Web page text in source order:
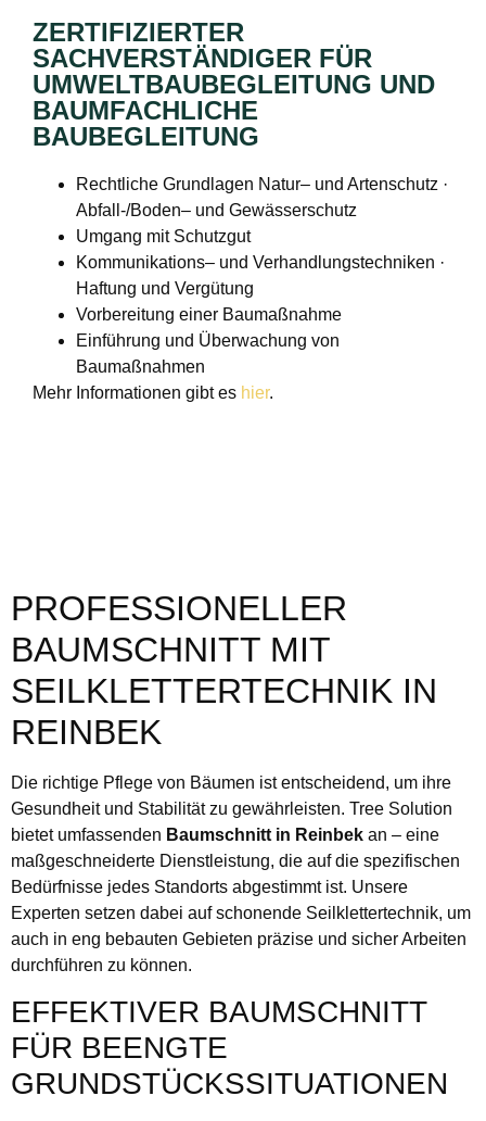
ZERTIFIZIERTER
SACHVERSTÄNDIGER FÜR
UMWELTBAUBEGLEITUNG UND
BAUMFACHLICHE
BAUBEGLEITUNG
Rechtliche Grundlagen Natur– und Artenschutz ·
Abfall-/Boden– und Gewässerschutz
Umgang mit Schutzgut
Kommunikations– und Verhandlungstechniken ·
Haftung und Vergütung
Vorbereitung einer Baumaßnahme
Einführung und Überwachung von
Baumaßnahmen
Mehr Informationen gibt es hier.
PROFESSIONELLER
BAUMSCHNITT MIT
SEILKLETTERTECHNIK IN
REINBEK
Die richtige Pflege von Bäumen ist entscheidend, um ihre
Gesundheit und Stabilität zu gewährleisten. Tree Solution
bietet umfassenden Baumschnitt in Reinbek an – eine
maßgeschneiderte Dienstleistung, die auf die spezifischen
Bedürfnisse jedes Standorts abgestimmt ist. Unsere
Experten setzen dabei auf schonende Seilklettertechnik, um
auch in eng bebauten Gebieten präzise und sicher Arbeiten
durchführen zu können.
EFFEKTIVER BAUMSCHNITT
FÜR BEENGTE
GRUNDSTÜCKSSITUATIONEN